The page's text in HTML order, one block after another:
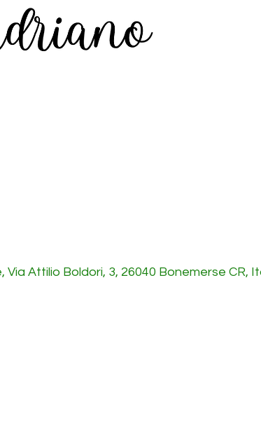
Attilio Boldori, 3, 26040 Bonemerse CR,